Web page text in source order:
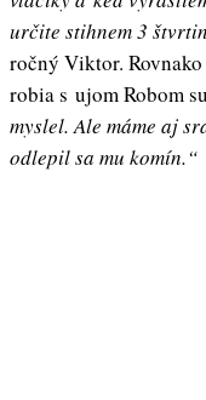
určite stihnem 3
ročný Viktor.
robia s ujom Robom
myslel. Ale máme aj
odlepil sa mu komín.“